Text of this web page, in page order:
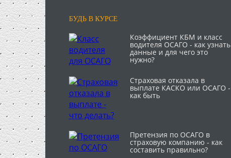
БУДЬ В КУРСЕ
Коэффициент КБМ и класс
водителя ОСАГО - как узнать
данные и для чего это
нужно?
Страховая отказала в
выплате КАСКО или ОСАГО -
как быть
Претензия по ОСАГО в
страховую компанию - как
составить правильно?